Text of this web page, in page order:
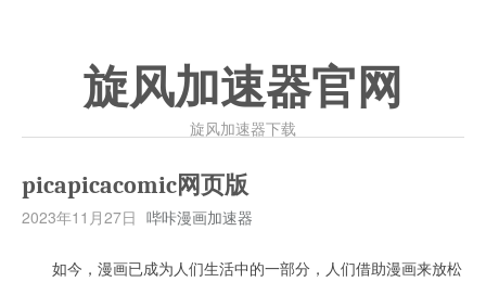
旋风加速器官网
旋风加速器下载
picapicacomic网页版
2023年11月27日 哔咔漫画加速器
如今，漫画已成为人们生活中的一部分，人们借助漫画来放松